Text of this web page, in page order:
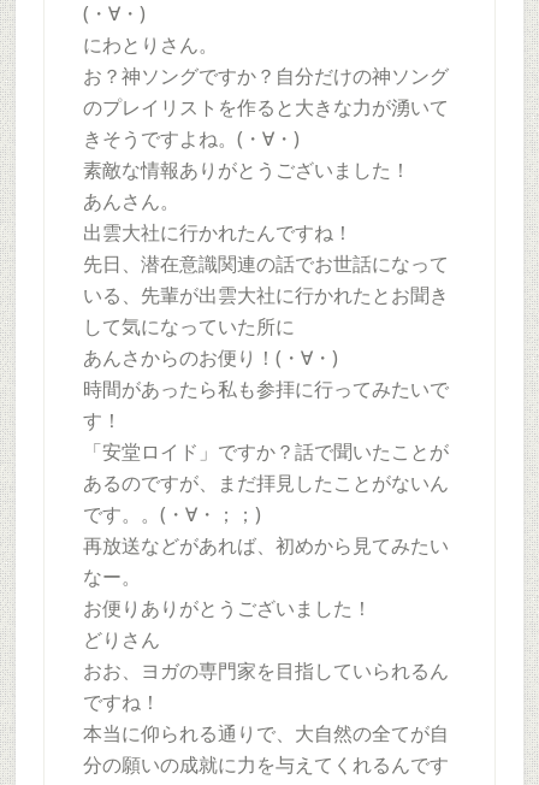
(・∀・)
にわとりさん。
お？神ソングですか？自分だけの神ソング
のプレイリストを作ると大きな力が湧いて
きそうですよね。(・∀・)
素敵な情報ありがとうございました！
あんさん。
出雲大社に行かれたんですね！
先日、潜在意識関連の話でお世話になって
いる、先輩が出雲大社に行かれたとお聞き
して気になっていた所に
あんさからのお便り！(・∀・)
時間があったら私も参拝に行ってみたいで
す！
「安堂ロイド」ですか？話で聞いたことが
あるのですが、まだ拝見したことがないん
です。。(・∀・；；)
再放送などがあれば、初めから見てみたい
なー。
お便りありがとうございました！
どりさん
おお、ヨガの専門家を目指していられるん
ですね！
本当に仰られる通りで、大自然の全てが自
分の願いの成就に力を与えてくれるんです